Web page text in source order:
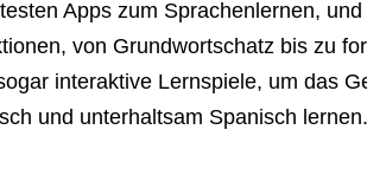
Apps zum Sprachenlernen,
von Grundwortschatz bis zu
interaktive Lernspiele, um das
und unterhaltsam Spanisch lernen.